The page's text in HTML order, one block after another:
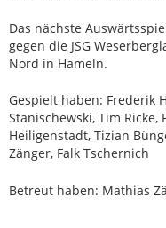
Das nächste
gegen die JSG
Nord in Hameln.
Gespielt haben: Frederik
Stanischewski, Tim Ricke,
Heiligenstadt, Tizian
Zänger, Falk Tschernich
Betreut haben: Mathias